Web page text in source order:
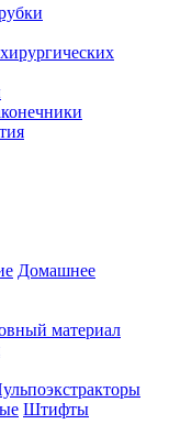
Домашнее
материал
Штифты